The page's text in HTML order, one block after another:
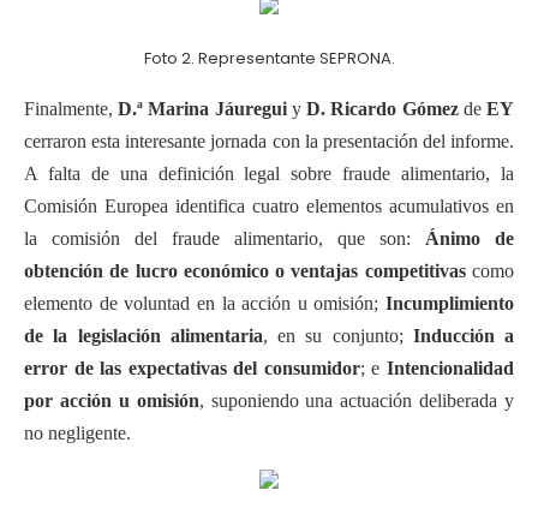
Foto 2. Representante SEPRONA.
Finalmente,D.ª Marina Jáuregui yD. Ricardo GómezdeEY
cerraron esta interesante jornada con la presentación del informe.
A falta de una definición legal sobre fraude alimentario, la
Comisión Europea identifica cuatro elementos acumulativos en
la comisión del fraude
alimentario, que son: Ánimo de
obtención de lucro económico o ventajas competitivascomo
elemento de voluntad en la acción u omisión; Incumplimiento
de la legislación alimentaria, en su conjunto; Inducción a
error de las expectativas del consumidor; eIntencionalidad
por acción u omisión, suponiendo una actuación deliberada y
no negligente.